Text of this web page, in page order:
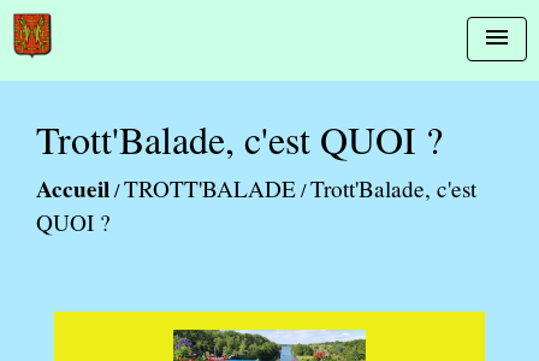
menu
Trott'Balade, c'est QUOI ?
Accueil/TROTT'BALADE/Trott'Balade, c'est
QUOI ?